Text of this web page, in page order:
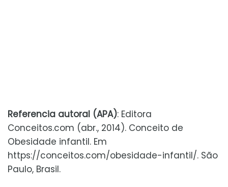
Referencia autoral (APA): Editora
Conceitos.com (abr., 2014). Conceito de
Obesidade infantil. Em
https://conceitos.com/obesidade-infantil/. São
Paulo, Brasil.